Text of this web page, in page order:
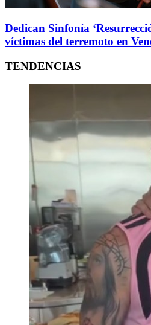
Dedican Sinfonía
víctimas del terremoto en
TENDENCIAS